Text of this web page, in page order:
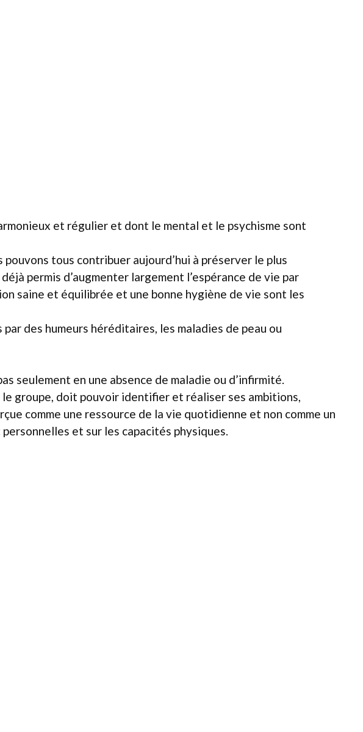
et régulier et dont le mental et le psychisme sont
tous contribuer aujourd’hui à préserver le plus
permis d’augmenter largement l’espérance de vie par
saine et équilibrée et une bonne hygiène de vie sont les
des humeurs héréditaires, les maladies de peau ou
seulement en une absence de maladie ou d’infirmité.
groupe, doit pouvoir identifier et réaliser ses ambitions,
comme une ressource de la vie quotidienne et non comme un
et sur les capacités physiques.